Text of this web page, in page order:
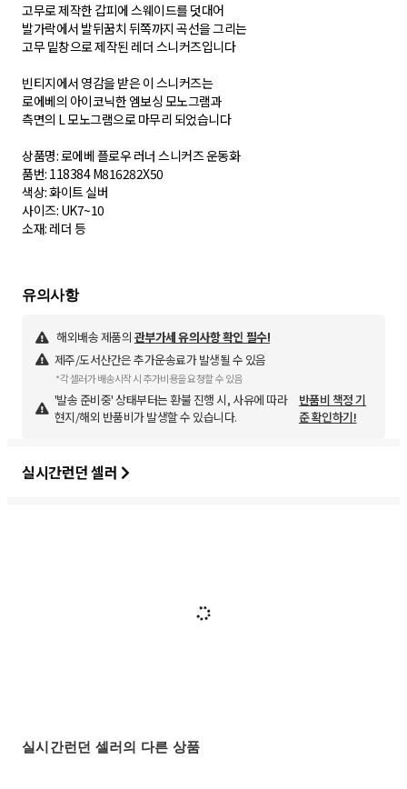
고무로 제작한 갑피에 스웨이드를 덧대어
발가락에서 발뒤꿈치 뒤쪽까지 곡선을 그리는
고무 밑창으로 제작된 레더 스니커즈입니다
빈티지에서 영감을 받은 이 스니커즈는
로에베의 아이코닉한 엠보싱 모노그램과
측면의 L 모노그램으로 마무리 되었습니다
상품명: 로에베 플로우 러너 스니커즈 운동화
품번: 118384 M816282X50
색상: 화이트 실버
사이즈: UK7~10
소재: 레더 등
유의사항
해외배송 제품의 관부가세 유의사항 확인 필수!
제주/도서산간은 추가운송료가 발생될 수 있음
*각 셀러가 배송시작 시 추가비용을 요청할 수 있음
'발송 준비중' 상태부터는 환불 진행 시, 사유에 따라
현지/해외 반품비가 발생할 수 있습니다.
반품비 책정 기
준 확인하기!
실시간런던 셀러
실시간런던 셀러의 다른 상품